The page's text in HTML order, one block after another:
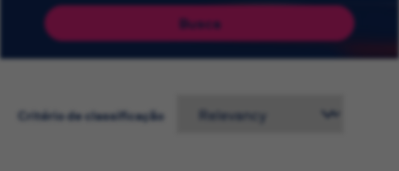
Busca
Critério de classificação